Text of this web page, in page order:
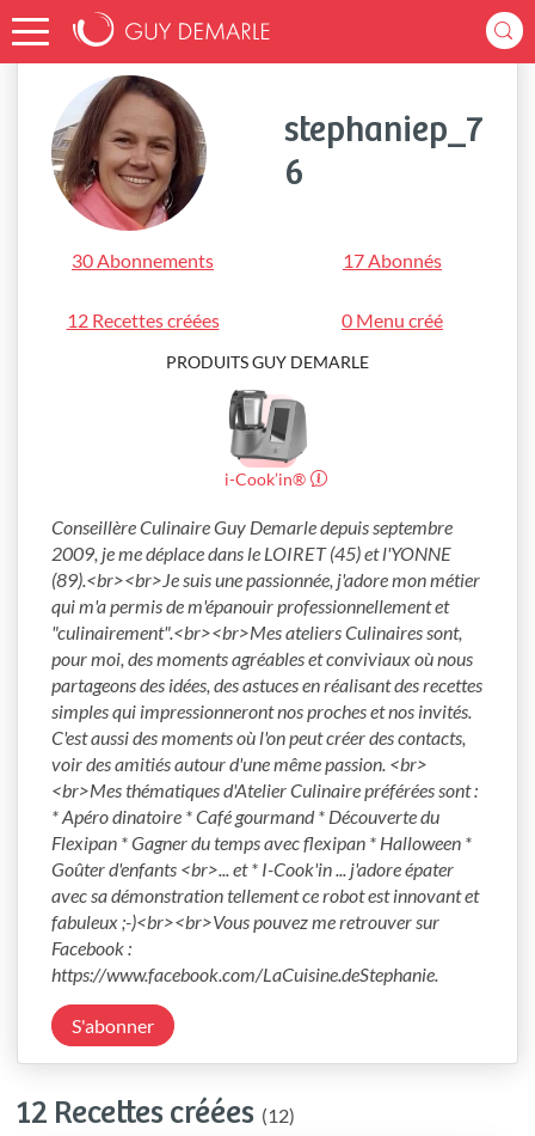
Accueil stephaniep_76
stephaniep_7
6
30 Abonnements 17 Abonnés
12 Recettes créées 0 Menu créé
PRODUITS GUY DEMARLE
i-Cook’in®
Conseillère Culinaire Guy Demarle depuis septembre
2009, je me déplace dans le LOIRET (45) et l'YONNE
(89).<br><br>Je suis une passionnée, j'adore mon métier
qui m'a permis de m'épanouir professionnellement et
"culinairement".<br><br>Mes ateliers Culinaires sont,
pour moi, des moments agréables et conviviaux où nous
partageons des idées, des astuces en réalisant des recettes
simples qui impressionneront nos proches et nos invités.
C'est aussi des moments où l'on peut créer des contacts,
voir des amitiés autour d'une même passion. <br>
<br>Mes thématiques d'Atelier Culinaire préférées sont :
* Apéro dinatoire * Café gourmand * Découverte du
Flexipan * Gagner du temps avec flexipan * Halloween *
Goûter d'enfants <br>... et * I-Cook'in ... j'adore épater
avec sa démonstration tellement ce robot est innovant et
fabuleux ;-)<br><br>Vous pouvez me retrouver sur
Facebook :
https://www.facebook.com/LaCuisine.deStephanie.
S'abonner
12 Recettes créées (12)